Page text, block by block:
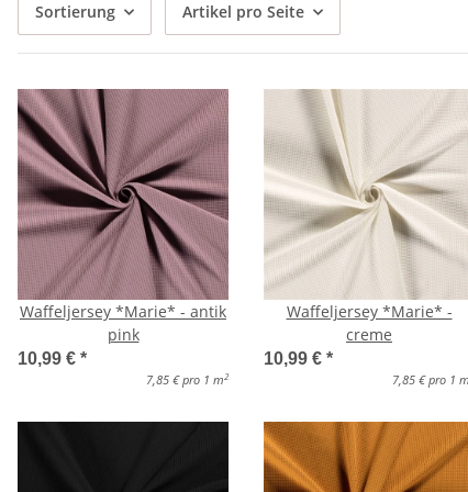
Sortierung Artikel pro Seite
Waffeljersey *Marie* - antik
pink
10,99 € *
7,85 € pro 1 m2
Waffeljersey *Marie* -
creme
10,99 € *
7,85 € pro 1 m